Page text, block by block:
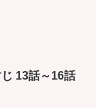
13話～16話